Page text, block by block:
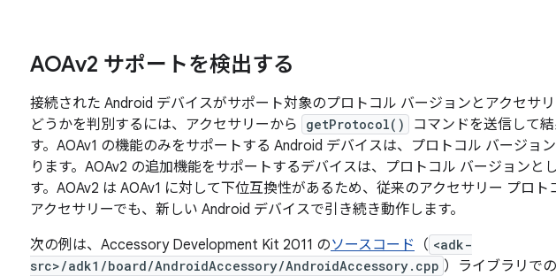
AOAv2 サポートを検出する
接続された Android デバイスがサポート対象のプロトコル バージョンとアクセサ
どうかを判別するには、アクセサリーから
getProtocol()
コマンドを送信して
す。AOAv1 の機能のみをサポートする Android デバイスは、プロトコル バージョ
ります。AOAv2 の追加機能をサポートするデバイスは、プロトコル バージョンと
す。AOAv2 は AOAv1 に対して下位互換性があるため、従来のアクセサリー プロ
アクセサリーでも、新しい Android デバイスで引き続き動作します。
次の例は、Accessory Development Kit 2011 のソースコード （ <adk-
src>/adk1/board/AndroidAccessory/AndroidAccessory.cpp ）ライブラリで